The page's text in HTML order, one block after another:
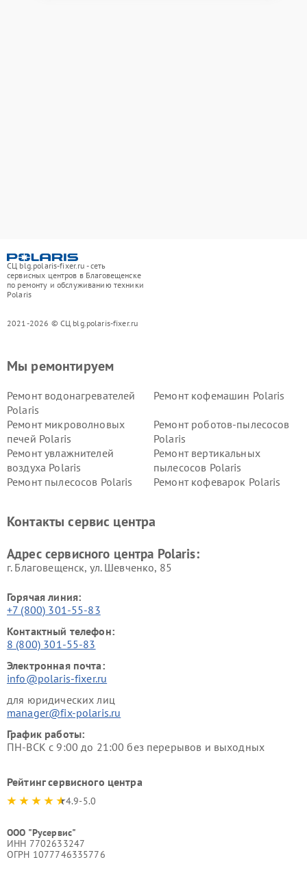
СЦ blg.polaris-fixer.ru - сеть
сервисных центров в Благовещенске
по ремонту и обслуживанию техники
Polaris
2021-2026 © СЦ blg.polaris-fixer.ru
Мы ремонтируем
Ремонт водонагревателей
Polaris
Ремонт кофемашин Polaris
Ремонт микроволновых
печей Polaris
Ремонт роботов-пылесосов
Polaris
Ремонт увлажнителей
воздуха Polaris
Ремонт вертикальных
пылесосов Polaris
Ремонт пылесосов Polaris
Ремонт кофеварок Polaris
Контакты сервис центра
Адрес сервисного центра Polaris:
г. Благовещенск, ул. Шевченко, 85
Горячая линия:
+7 (800) 301-55-83
Контактный телефон:
8 (800) 301-55-83
Электронная почта:
info@polaris-fixer.ru
для юридических лиц
manager@fix-polaris.ru
График работы:
ПН-ВСК с 9:00 до 21:00 без перерывов и выходных
Рейтинг сервисного центра
4.9-5.0
ООО "Русервис"
ИНН 7702633247
ОГРН 1077746335776